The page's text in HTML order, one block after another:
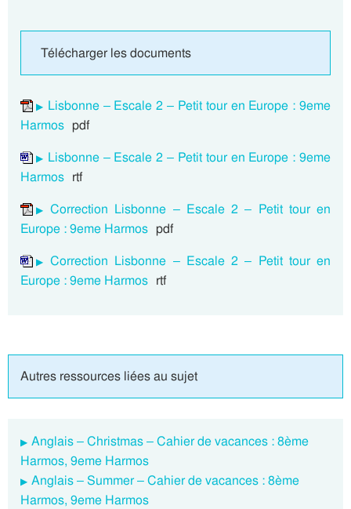
Télécharger les documents
Lisbonne – Escale 2 – Petit tour en Europe : 9eme
Harmos pdf
Lisbonne – Escale 2 – Petit tour en Europe : 9eme
Harmos rtf
Correction Lisbonne – Escale 2 – Petit tour en
Europe : 9eme Harmos pdf
Correction Lisbonne – Escale 2 – Petit tour en
Europe : 9eme Harmos rtf
Autres ressources liées au sujet
Anglais – Christmas – Cahier de vacances : 8ème
Harmos, 9eme Harmos
Anglais – Summer – Cahier de vacances : 8ème
Harmos, 9eme Harmos